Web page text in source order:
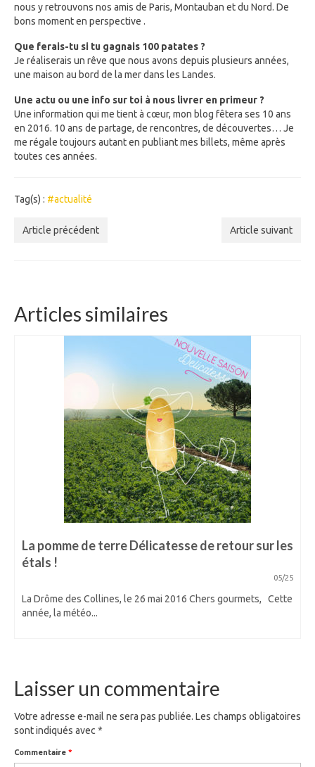
nous y retrouvons nos amis de Paris, Montauban et du Nord. De
bons moment en perspective .
Que ferais-tu si tu gagnais 100 patates ?
Je réaliserais un rêve que nous avons depuis plusieurs années,
une maison au bord de la mer dans les Landes.
Une actu ou une info sur toi à nous livrer en primeur ?
Une information qui me tient à cœur, mon blog fêtera ses 10 ans
en 2016. 10 ans de partage, de rencontres, de découvertes… Je
me régale toujours autant en publiant mes billets, même après
toutes ces années.
Tag(s) : #actualité
Article précédent Article suivant
Articles similaires
La pomme de terre Délicatesse de retour sur les
étals !
05/25
La Drôme des Collines, le 26 mai 2016 Chers gourmets, Cette
année, la météo...
Laisser un commentaire
Votre adresse e-mail ne sera pas publiée. Les champs obligatoires
sont indiqués avec *
Commentaire *